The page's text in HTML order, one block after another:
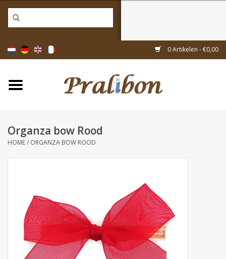
0 Artikelen - €0,00
Home
Doosjes
Linten & decoratie
Thema's
Collecties
Organza bow Rood
HOME/ ORGANZA BOW ROOD